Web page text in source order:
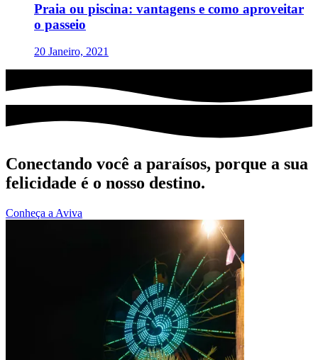
Praia ou piscina: vantagens e como aproveitar
o passeio
20 Janeiro, 2021
Conectando você a paraísos, porque a sua
felicidade é o nosso destino.
Conheça a Aviva